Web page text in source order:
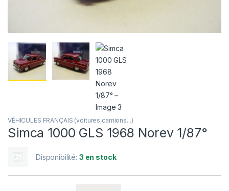
VÉHICULES FRANÇAIS (voitures,camions...)
Simca 1000 GLS 1968 Norev 1/87°
Disponibilité: 3 en stock